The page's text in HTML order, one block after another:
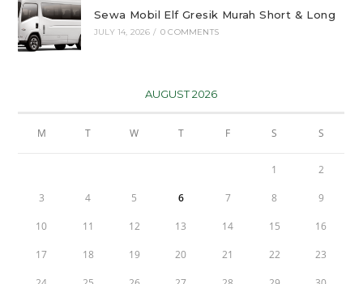
Sewa Mobil Elf Gresik Murah Short & Long
JULY 14, 2026 / 0 COMMENTS
AUGUST 2026
M T W T F S S
1 2
3 4 5 6 7 8 9
10 11 12 13 14 15 16
17 18 19 20 21 22 23